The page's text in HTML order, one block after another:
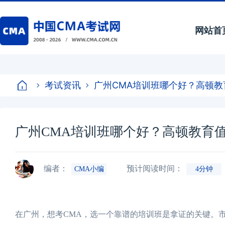
网站首
考试资讯 广州CMA培训班哪个好？高顿
广州CMA培训班哪个好？高顿教育
编者： CMA小编 预计阅读时间： 4分钟
在广州，想考CMA，选一个靠谱的培训班是拿证的关键。